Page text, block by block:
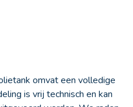
omvat een volledige
is vrij technisch en kan